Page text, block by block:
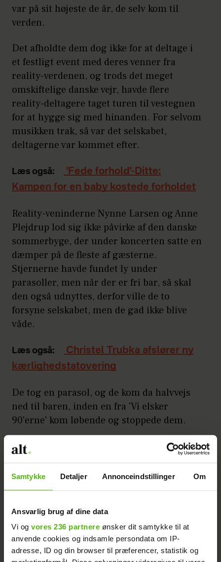
Samtykke Detaljer Annonceindstillinger Om
Ansvarlig brug af dine data
Vi og vores 236 partnere ønsker dit samtykke til at
anvende cookies og indsamle persondata om IP-
adresse, ID og din browser til præferencer, statistik og
var på sit højeste de år, de selv kom til
verden.
Det afholdte dem dog ikke for at deltage i
et festligt event med deres venner fra
reality-verdenen, og trods det meget
omskiftelige danske vejr, havde flere
reality-deltagere taget turen til vestegnen
for at hygge sig med hinanden. For selvom
musikken trak, så var det selskabet,
deltagerne var kommet efter.
Læs også:
'Fede forhold'-Ditte:
Kampen for en baby kostede forholdet
Reality-veninderne Nynne Larsen og Anne
Plejdrup lod sig ikke påvirke af den danske
sommerbyge, der under koncerten satte en
dæmper på de fleste af gæsterne.
Stjernerne havde fundet ly under
parasoller, men når der er fri bar, så skal
den også udnyttes, derfor ville de to
forsyne selskabet, men de gad ikke blive
våde.
Læs også:
Christel Trubka afslører ny
kærlighedstatovering
De tog en parasol, og de kom da halvvejs
ned til baren, inden en fra 'Vi elsker
90'erne' kom løbende og stoppede dem.
Læs også:
Nynne afslører: Vil have ring
på fingeren NU
De var ikke helt enige i, hvem der skulle
Læs også:
Efter operation: Anne
Plejdrup viser de første billeder